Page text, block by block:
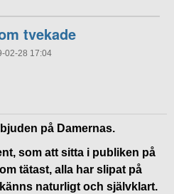
tvekade
02-28 17:04
på Damernas.
som att sitta i publiken på
tätast, alla har slipat på
naturligt och självklart.